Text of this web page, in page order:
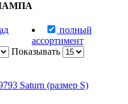
полный
ассортимент
Показывать